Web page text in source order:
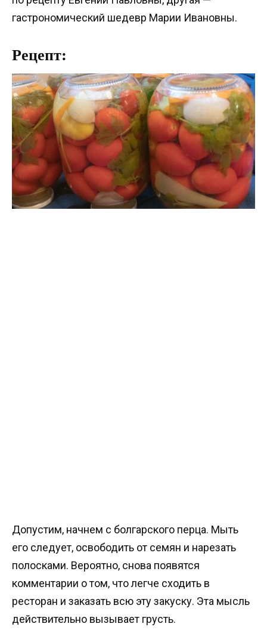
гастрономический шедевр Марии Ивановны.
Рецепт:
Допустим, начнем с болгарского перца. Мыть
его следует, освободить от семян и нарезать
полосками. Вероятно, снова появятся
комментарии о том, что легче сходить в
ресторан и заказать всю эту закуску. Эта мысль
действительно вызывает грусть.